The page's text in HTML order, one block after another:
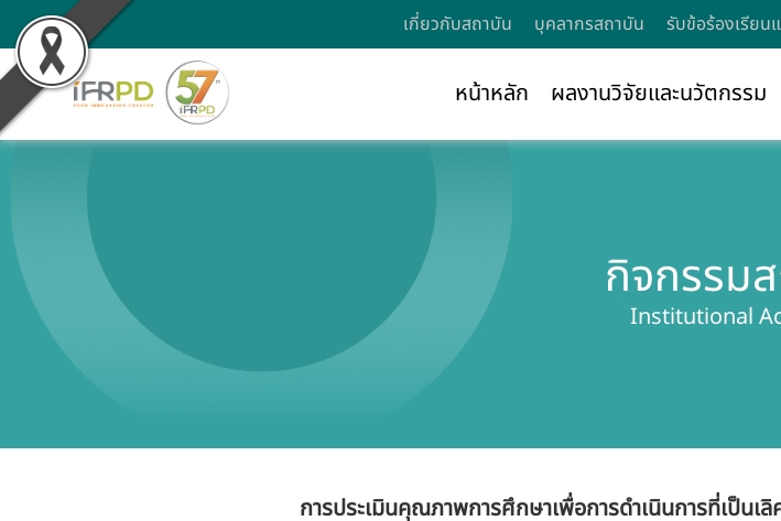
เกี่ยวกับสถาบัน บุคลากรสถาบัน รับข้อร้องเรียน
หน้าหลัก ผลงานวิจัยและนวัตกรรม
กิจกรรม
Institutional
การประเมินคุณภาพการศึกษาเพื่อการดำเนินการที่เป็นเ